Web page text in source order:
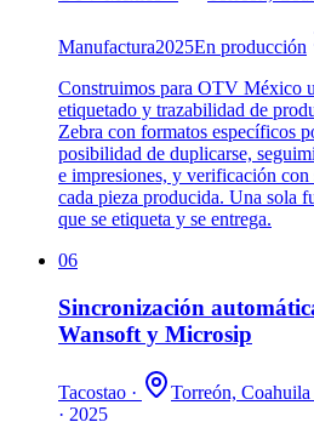
Manufactura2025En producción
Construimos para OTV México
etiquetado y trazabilidad de
Zebra con formatos específicos
posibilidad de duplicarse,
e impresiones, y verificación
cada pieza producida. Una sola
que se etiqueta y se entrega.
06
Sincronización
Wansoft y Microsip
Tacostao · Torreón, Coahuila
· 2025